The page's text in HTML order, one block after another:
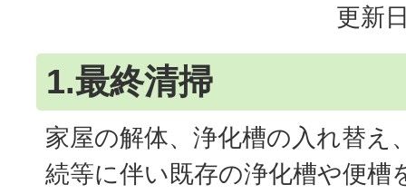
更新
1.最終清掃
家屋の解体、浄化槽の入れ替え
続等に伴い既存の浄化槽や便槽